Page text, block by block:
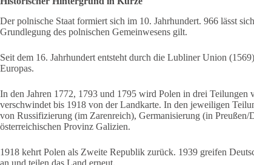
Der polnische Staat formiert sich im 10. Jahrhundert. 966 lässt
Grundlegung des polnischen Gemeinwesens gilt.
Seit dem 16. Jahrhundert entsteht durch die Lubliner Union
Europas.
In den Jahren 1772, 1793 und 1795 wird Polen in drei Teilungen
verschwindet bis 1918 von der Landkarte. In den jeweiligen
von Russifizierung (im Zarenreich), Germanisierung (in
österreichischen Provinz Galizien.
1918 kehrt Polen als Zweite Republik zurück. 1939 greifen
an und teilen das Land erneut.